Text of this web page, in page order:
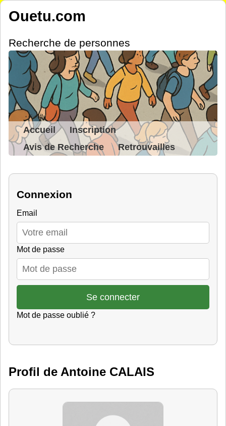
Ouetu.com
Recherche de personnes
Accueil
Inscription
Avis de Recherche
Retrouvailles
Connexion
Email
Mot de passe
Mot de passe oublié ?
Profil de Antoine CALAIS